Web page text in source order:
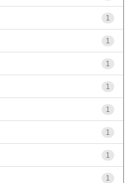
1
1
1
1
1
1
1
1